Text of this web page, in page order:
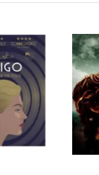
TV dal
2026